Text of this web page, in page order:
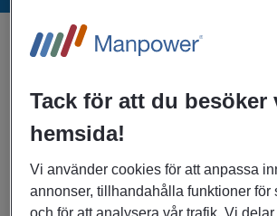
På Manpowers kontor i Karlskoga
allt inom rekrytering och bemanning för
rekryteringsbolag, och finns här för
personal och privatpersoner som letar
Karlskoga med
Tack för att du besöker
hemsida!
Vi använder cookies för att anpassa
annonser, tillhandahålla funktioner för